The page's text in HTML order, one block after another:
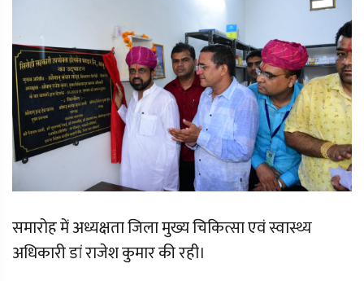
समारोह में अध्यक्षता जिला मुख्य चिकित्सा एवं स्वास्थ्य
अधिकारी डां राजेश कुमार की रही।